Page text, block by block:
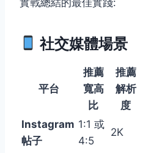
實戰總結的最佳實踐:
社交媒體場景
平台
推薦
寬高
比
推薦
解析
度
Instagram
帖子
1:1 或
4:5
2K